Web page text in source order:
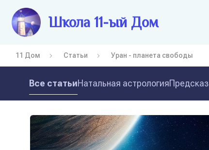
Школа 11-ый Дом
11 Дом Статьи Уран - планета свободы
Все статьиНатальная астрология